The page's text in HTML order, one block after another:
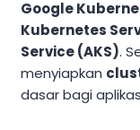
Google
Kubernetes
Service (AKS).
menyiapkan
dasar bagi